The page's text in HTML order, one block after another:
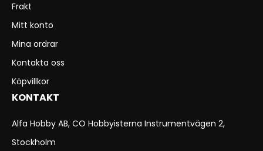
Frakt
Mitt konto
Mina ordrar
Kontakta oss
Köpvillkor
KONTAKT
Alfa Hobby AB, CO Hobbyisterna Instrumentvägen 2,
Stockholm